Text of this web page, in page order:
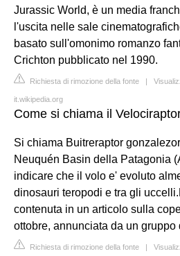
Jurassic World, è un media
l'uscita nelle sale
basato sull'omonimo romanzo
Crichton pubblicato nel 1990.
Richiesta di rimozione della fonte |
it.wikipedia.org
Come si chiama il
Si chiama Buitreraptor
Neuquén Basin della Patagonia
indicare che il volo e' evoluto
dinosauri teropodi e tra gli
contenuta in un articolo sulla
ottobre, annunciata da un gruppo
Richiesta di rimozione della fonte |